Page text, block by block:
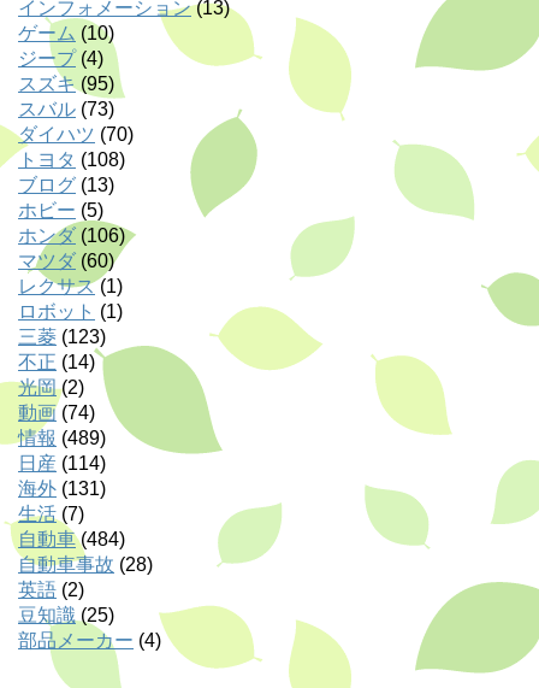
インフォメーション(13)
ゲーム (10)
ジープ(4)
スズキ (95)
スバル (73)
ダイハツ (70)
トヨタ (108)
ブログ (13)
ホビー (5)
ホンダ (106)
マツダ (60)
レクサス(1)
ロボット (1)
三菱 (123)
不正 (14)
光岡(2)
動画 (74)
情報 (489)
日産 (114)
海外 (131)
生活 (7)
自動車(484)
自動車事故 (28)
英語 (2)
豆知識 (25)
部品メーカー (4)